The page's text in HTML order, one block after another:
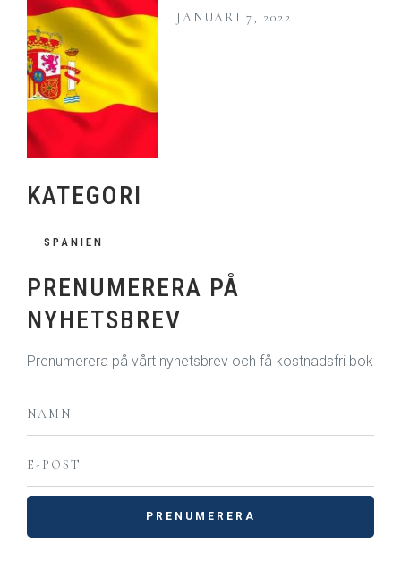
JANUARI 7, 2022
KATEGORI
SPANIEN
PRENUMERERA PÅ
NYHETSBREV
Prenumerera på vårt nyhetsbrev och få kostnadsfri bok
PRENUMERERA